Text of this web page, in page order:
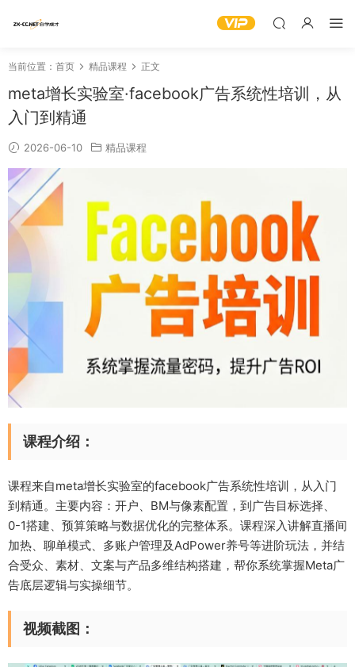
当前位置： 首页 精品课程 正文
meta增长实验室·facebook广告系统性培训，从
入门到精通
2026-06-10 精品课程
课程介绍：
课程来自meta增长实验室的facebook广告系统性培训，从入门
到精通。主要内容：开户、BM与像素配置，到广告目标选择、
0-1搭建、预算策略与数据优化的完整体系。课程深入讲解直播间
加热、聊单模式、多账户管理及AdPower养号等进阶玩法，并结
合受众、素材、文案与产品多维结构搭建，帮你系统掌握Meta广
告底层逻辑与实操细节。
视频截图：